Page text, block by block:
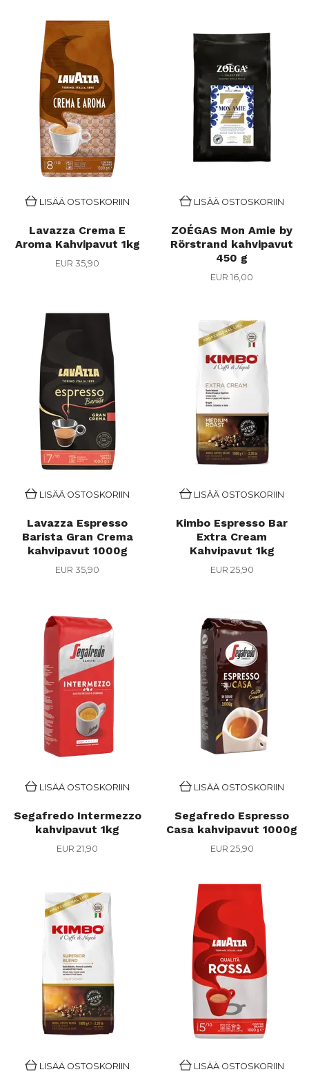
LISÄÄ OSTOSKORIIN
Lavazza Crema E
Aroma Kahvipavut 1kg
EUR 35,90
LISÄÄ OSTOSKORIIN
ZOÉGAS Mon Amie by
Rörstrand kahvipavut
450 g
EUR 16,00
LISÄÄ OSTOSKORIIN
Lavazza Espresso
Barista Gran Crema
kahvipavut 1000g
EUR 35,90
LISÄÄ OSTOSKORIIN
Kimbo Espresso Bar
Extra Cream
Kahvipavut 1kg
EUR 25,90
LISÄÄ OSTOSKORIIN
Segafredo Intermezzo
kahvipavut 1kg
EUR 21,90
LISÄÄ OSTOSKORIIN
Segafredo Espresso
Casa kahvipavut 1000g
EUR 25,90
LISÄÄ OSTOSKORIIN LISÄÄ OSTOSKORIIN